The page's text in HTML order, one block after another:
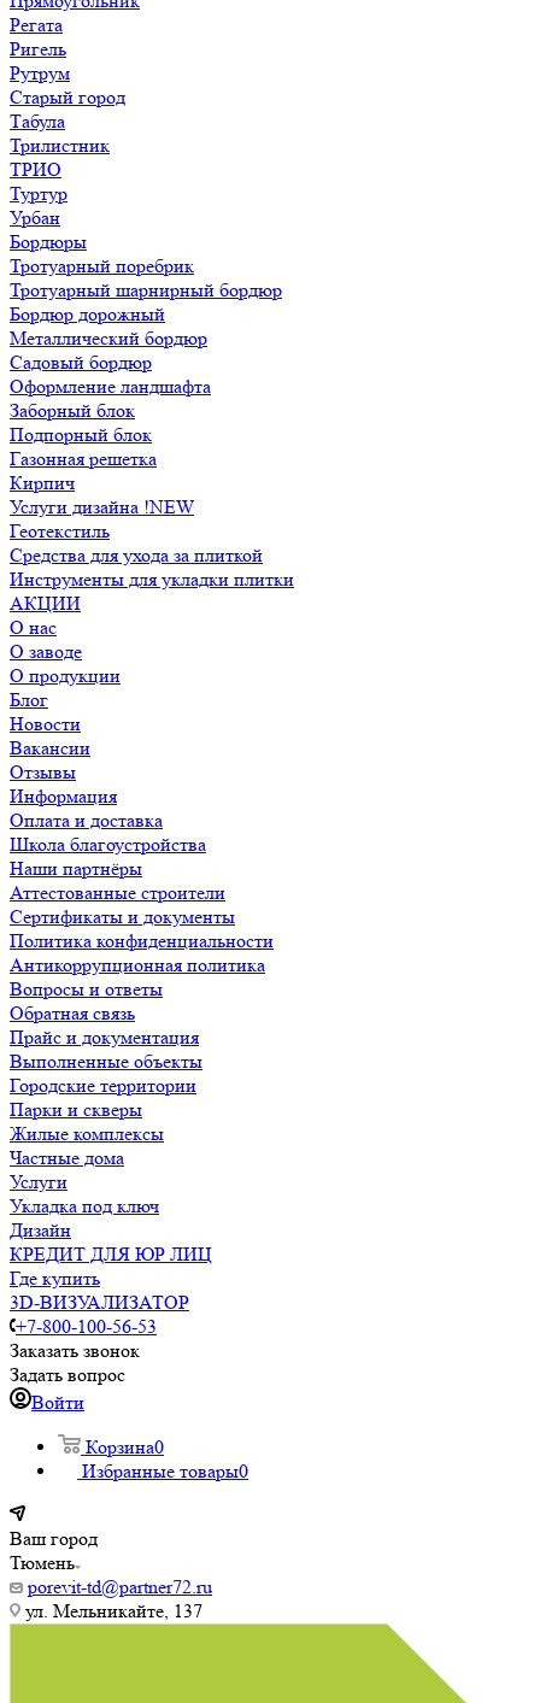
Регата
Ригель
Рутрум
Старый город
Табула
Трилистник
ТРИО
Туртур
Урбан
Бордюры
Тротуарный поребрик
Тротуарный шарнирный бордюр
Бордюр дорожный
Металлический бордюр
Садовый бордюр
Оформление ландшафта
Заборный блок
Подпорный блок
Газонная решетка
Кирпич
Услуги дизайна !NEW
Геотекстиль
Средства для ухода за плиткой
Инструменты для укладки плитки
АКЦИИ
О нас
О заводе
О продукции
Блог
Новости
Вакансии
Отзывы
Информация
Оплата и доставка
Школа благоустройства
Наши партнёры
Аттестованные строители
Сертификаты и документы
Политика конфиденциальности
Антикоррупционная политика
Вопросы и ответы
Обратная связь
Прайс и документация
Выполненные объекты
Городские территории
Парки и скверы
Жилые комплексы
Частные дома
Услуги
Укладка под ключ
Дизайн
КРЕДИТ ДЛЯ ЮР ЛИЦ
Где купить
3D-ВИЗУАЛИЗАТОР
+7-800-100-56-53
Заказать звонок
Задать вопрос
Войти
Корзина0
Избранные товары0
Ваш город
Тюмень
porevit-td@partner72.ru
ул. Мельникайте, 137